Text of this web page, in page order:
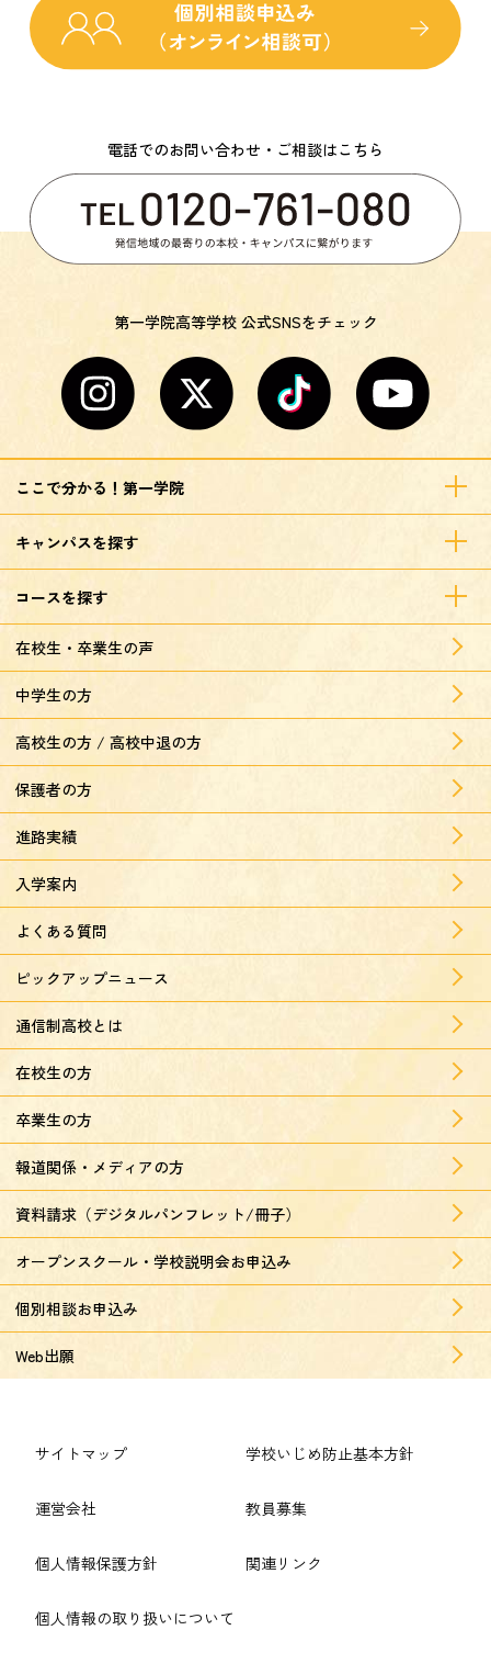
電話でのお問い合わせ・ご相談はこちら
第一学院高等学校 公式SNSをチェック
ここで分かる！第一学院
キャンパスを探す
コースを探す
在校生・卒業生の声
中学生の方
高校生の方 / 高校中退の方
保護者の方
進路実績
入学案内
よくある質問
ピックアップニュース
通信制高校とは
在校生の方
卒業生の方
報道関係・メディアの方
資料請求（デジタルパンフレット/冊子）
オープンスクール・学校説明会お申込み
個別相談お申込み
Web出願
サイトマップ
運営会社
個人情報保護方針
個人情報の取り扱いについて
学校いじめ防止基本方針
教員募集
関連リンク